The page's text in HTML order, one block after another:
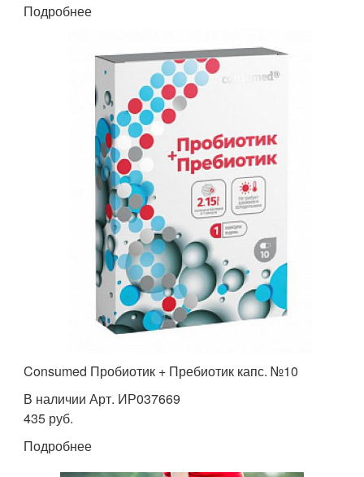
Подробнее
Consumed Пробиотик + Пребиотик капс. №10
В наличии Арт. ИР037669
435 руб.
Подробнее